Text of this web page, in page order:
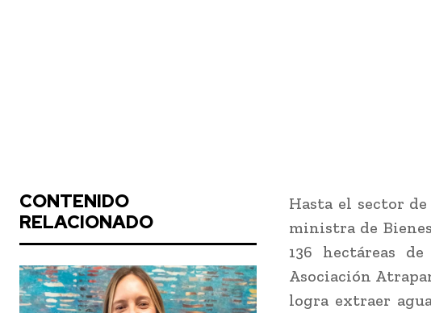
CONTENIDO
RELACIONADO
Hasta el sector
ministra de
136 hectáreas
Asociación
logra extraer